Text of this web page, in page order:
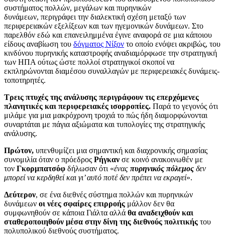
συστήματος πολλών, μεγάλων και πυρηνικών
δυνάμεων, περιγράφει την διαλεκτική σχέση μεταξύ των
περιφερειακών εξελίξεων και των ηγεμονικών δυνάμεων. Στο
παρελθόν εδώ και επανειλημμένα έγινε αναφορά σε μια κάποιου
είδους αναβίωση του δόγματος Νίξον το οποίο ενόψει ακριβώς, του
κινδύνου πυρηνικής καταστροφής αναδιαμόρφωσε την στρατηγική
των ΗΠΑ ούτως ώστε πολλοί στρατηγικοί σκοποί να
εκπληρώνονται διαμέσου συναλλαγών με περιφερειακές δυνάμεις-
τοποτηρητές.
Τρεις πτυχές της ανάλυσης περιγράφουν τις επερχόμενες
πλανητικές και περιφερειακές ισορροπίες. Παρά το γεγονός ότι
μιλάμε για μια μακρόχρονη τροχιά το πώς ήδη διαμορφώνονται
συναρτάται με πάγια αξιώματα και τυπολογίες της στρατηγικής
ανάλυσης.
Πρώτον, υπενθυμίζει μια σημαντική και διαχρονικής σημασίας
συνομιλία όταν ο πρόεδρος Ρήγκαν σε κοινό ανακοινωθέν με
τον Γκορμπατσόφ δήλωσαν ότι «ένας πυρηνικός πόλεμος δεν
μπορεί να κερδηθεί και γι’ αυτό ποτέ δεν πρέπει να εκραγεί».
Δεύτερον, σε ένα διεθνές σύστημα πολλών και πυρηνικών
δυνάμεων οι νέες σφαίρες επιρροής μάλλον δεν θα
συμφωνηθούν σε κάποια Γιάλτα αλλά θα αναδειχθούν και
σταθεροποιηθούν μέσα στην δίνη της διεθνούς πολιτικής του
πολυπολικού διεθνούς συστήματος.